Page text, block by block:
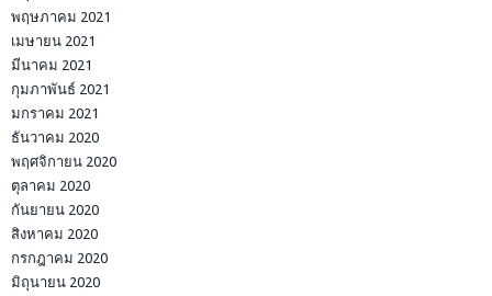
พฤษภาคม 2021
เมษายน 2021
มีนาคม 2021
กุมภาพันธ์ 2021
มกราคม 2021
ธันวาคม 2020
พฤศจิกายน 2020
ตุลาคม 2020
กันยายน 2020
สิงหาคม 2020
กรกฎาคม 2020
มิถุนายน 2020